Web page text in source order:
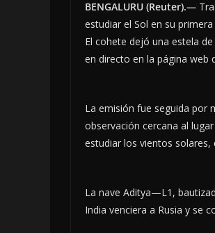
BENGALURU (Reuter).—
estudiar el Sol en su
El cohete dejó una estela
en directo en la página web
La emisión fue seguida por
observación cercana al
estudiar los vientos
La nave Aditya—L1,
India venciera a Rusia y se